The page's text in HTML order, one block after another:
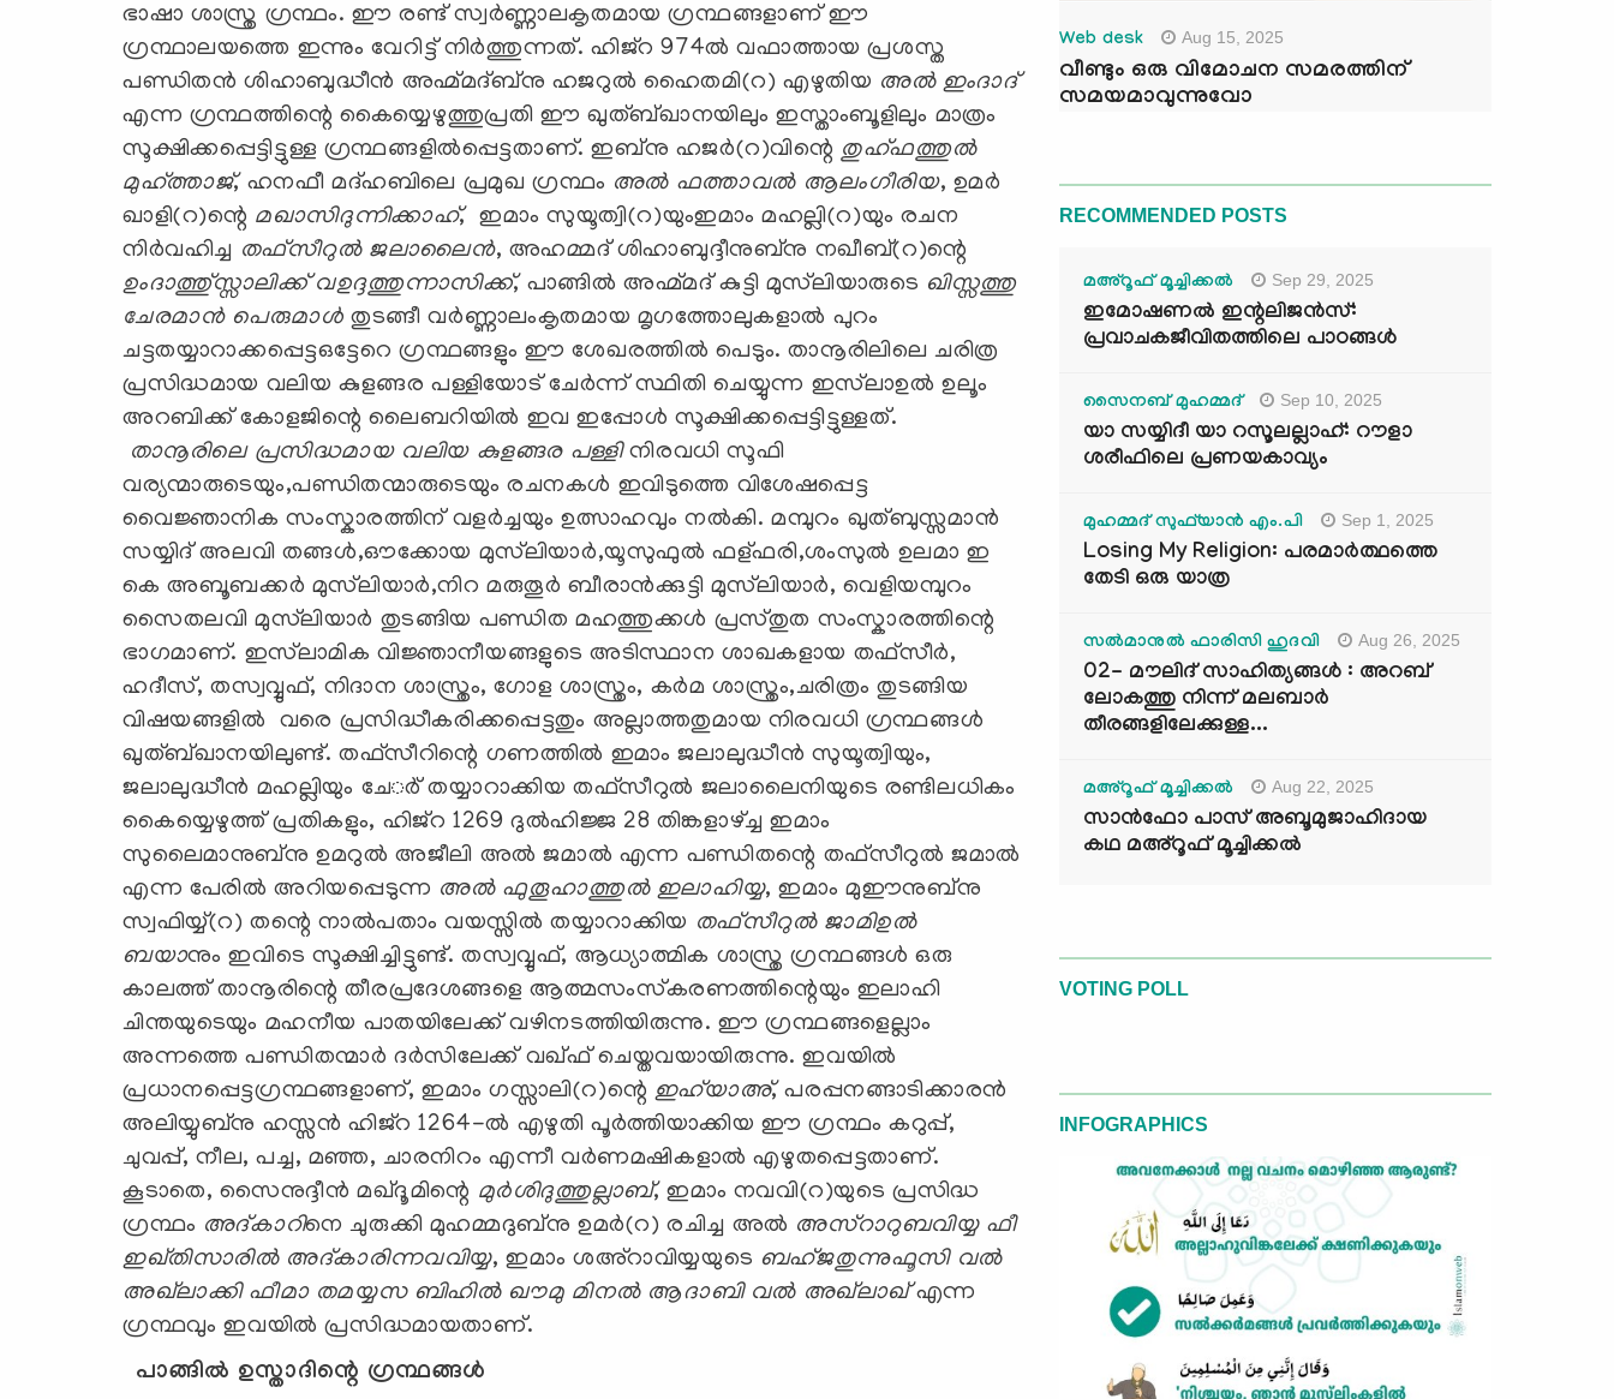
ഭാഷാ ശാസ്ത്ര ഗ്രന്ഥം. ഈ രണ്ട് സ്വര്‍ണ്ണാലകൃതമായ ഗ്രന്ഥങ്ങളാണ് ഈ
ഗ്രന്ഥാലയത്തെ ഇന്നും വേറിട്ട് നിര്‍ത്തുന്നത്. ഹിജ്‌റ 974ല്‍ വഫാത്തായ പ്രശസ്ത
പണ്ഡിതന്‍ ശിഹാബുദ്ധീന്‍ അഹ്മ്മദ്ബ്‌നു ഹജറുല്‍ ഹൈതമി(റ) എഴുതിയ അല്‍ ഇംദാദ്
എന്ന ഗ്രന്ഥത്തിന്റെ കൈയ്യെഴുത്തുപ്രതി ഈ ഖുത്ബ്ഖാനയിലും ഇസ്താംബൂളിലും മാത്രം
സൂക്ഷിക്കപ്പെട്ടിട്ടുള്ള ഗ്രന്ഥങ്ങളില്‍പ്പെട്ടതാണ്. ഇബ്‌നു ഹജര്‍(റ)വിന്റെ തുഹ്ഫത്തുല്‍
മുഹ്ത്താജ്, ഹനഫീ മദ്ഹബിലെ പ്രമുഖ ഗ്രന്ഥം അല്‍ ഫത്താവല്‍ ആലംഗീരിയ, ഉമര്‍
ഖാളി(റ)ന്റെ മഖാസിദുന്നിക്കാഹ്, ഇമാം സുയൂത്വി(റ)യുംഇമാം മഹല്ലി(റ)യും രചന
നിര്‍വഹിച്ച തഫ്‌സീറുല്‍ ജലാലൈന്‍, അഹമ്മദ് ശിഹാബുദ്ദീനുബ്‌നു നഖീബ്(റ)ന്റെ
ഉംദാത്തു്സ്സാലിക്ക് വഉദ്ദത്തുന്നാസിക്ക്, പാങ്ങില്‍ അഹ്മ്മദ് കുട്ടി മുസ്‌ലിയാരുടെ ഖിസ്സത്തു
ചേരമാന്‍ പെരുമാള്‍ തുടങ്ങീ വര്‍ണ്ണാലംകൃതമായ മൃഗത്തോലുകളാല്‍ പുറം
ചട്ടതയ്യാറാക്കപ്പെട്ടഒട്ടേറെ ഗ്രന്ഥങ്ങളും ഈ ശേഖരത്തില്‍ പെടും. താനൂരിലിലെ ചരിത്ര
പ്രസിദ്ധമായ വലിയ കുളങ്ങര പള്ളിയോട് ചേര്‍ന്ന് സ്ഥിതി ചെയ്യുന്ന ഇസ്‌ലാഉല്‍ ഉലൂം
അറബിക്ക് കോളജിന്റെ ലൈബറിയില്‍ ഇവ ഇപ്പോള്‍ സൂക്ഷിക്കപ്പെട്ടിട്ടുള്ളത്.
താനൂരിലെ പ്രസിദ്ധമായ വലിയ കുളങ്ങര പള്ളിനിരവധി സൂഫി
വര്യന്മാരുടെയും,പണ്ഡിതന്മാരുടെയും രചനകള്‍ ഇവിടുത്തെ വിശേഷപ്പെട്ട
വൈജ്ഞാനിക സംസ്കാരത്തിന് വളര്‍ച്ചയും ഉത്സാഹവും നല്‍കി. മമ്പുറം ഖുത്ബുസ്സമാന്‍
സയ്യിദ് അലവി തങ്ങള്‍,ഔക്കോയ മുസ്‌ലിയാര്‍,യൂസുഫുല്‍ ഫള്ഫരി,ശംസുല്‍ ഉലമാ ഇ
കെ അബൂബക്കര്‍ മുസ്‌ലിയാര്‍,നിറ മരുതൂര്‍ ബീരാന്‍ക്കുട്ടി മുസ്‌ലിയാര്‍, വെളിയമ്പുറം
സൈതലവി മുസ്‌ലിയാര്‍ തുടങ്ങിയ പണ്ഡിത മഹത്തുക്കള്‍ പ്രസ്തുത സംസ്കാരത്തിന്റെ
ഭാഗമാണ്. ഇസ്‍ലാമിക വിജ്ഞാനീയങ്ങളുടെ അടിസ്ഥാന ശാഖകളായ തഫ്‌സീര്‍,
ഹദീസ്, തസ്വവ്വുഫ്, നിദാന ശാസ്ത്രം, ഗോള ശാസ്ത്രം, കര്‍മ ശാസ്ത്രം,ചരിത്രം തുടങ്ങിയ
വിഷയങ്ങളില്‍ വരെ പ്രസിദ്ധീകരിക്കപ്പെട്ടതും അല്ലാത്തതുമായ നിരവധി ഗ്രന്ഥങ്ങള്‍
ഖുത്ബ്ഖാനയിലുണ്ട്. തഫ്‌സീറിന്റെ ഗണത്തില്‍ ഇമാം ജലാലുദ്ധീന്‍ സുയൂത്വിയും,
ജലാലുദ്ധീന്‍ മഹല്ലിയും ചേര്‍് തയ്യാറാക്കിയ തഫ്‌സീറുല്‍ ജലാലൈനിയുടെ രണ്ടിലധികം
കൈയ്യെഴുത്ത് പ്രതികളും, ഹിജ്‌റ 1269 ദുല്‍ഹിജ്ജ 28 തിങ്കളാഴ്ച്ച ഇമാം
സുലൈമാനുബ്‌നു ഉമറുല്‍ അജീലി അല്‍ ജമാല്‍ എന്ന പണ്ഡിതന്റെ തഫ്‌സീറുല്‍ ജമാല്‍
എന്ന പേരില്‍ അറിയപ്പെടുന്ന അല്‍ ഫുതൂഹാത്തുല്‍ ഇലാഹിയ്യ, ഇമാം മുഈനുബ്‌നു
സ്വഫിയ്യ്(റ) തന്റെ നാല്‍പതാം വയസ്സില്‍ തയ്യാറാക്കിയ തഫ്‌സീറുല്‍ ജാമിഉല്‍
ബയാനും ഇവിടെ സൂക്ഷിച്ചിട്ടുണ്ട്. തസ്വവ്വുഫ്, ആധ്യാത്മിക ശാസ്ത്ര ഗ്രന്ഥങ്ങള്‍ ഒരു
കാലത്ത് താനൂരിന്റെ തീരപ്രദേശങ്ങളെ ആത്മസംസ്‌കരണത്തിന്റെയും ഇലാഹി
ചിന്തയുടെയും മഹനീയ പാതയിലേക്ക് വഴിനടത്തിയിരുന്നു. ഈ ഗ്രന്ഥങ്ങളെല്ലാം
അന്നത്തെ പണ്ഡിതന്മാര്‍ ദര്‍സിലേക്ക് വഖ്ഫ് ചെയ്തവയായിരുന്നു. ഇവയില്‍
പ്രധാനപ്പെട്ടഗ്രന്ഥങ്ങളാണ്, ഇമാം ഗസ്സാലി(റ)ന്റെ ഇഹ്‌യാഅ്, പരപ്പനങ്ങാടിക്കാരന്‍
അലിയ്യുബ്‌നു ഹസ്സന്‍ ഹിജ്‌റ 1264-ല്‍ എഴുതി പൂര്‍ത്തിയാക്കിയ ഈ ഗ്രന്ഥം കറുപ്പ്,
ചുവപ്പ്, നീല, പച്ച, മഞ്ഞ, ചാരനിറം എന്നീ വര്‍ണമഷികളാല്‍ എഴുതപ്പെട്ടതാണ്.
കൂടാതെ, സൈനുദ്ദീന്‍ മഖ്ദൂമിന്റെ മുര്‍ശിദുത്തുല്ലാബ്, ഇമാം നവവി(റ)യുടെ പ്രസിദ്ധ
ഗ്രന്ഥം അദ്കാറിനെ ചുരുക്കി മുഹമ്മദുബ്‌നു ഉമര്‍(റ) രചിച്ച അല്‍ അസ്‌റാറുബവിയ്യ ഫീ
ഇഖ്തിസാരില്‍ അദ്കാരിന്നവവിയ്യ, ഇമാം ശഅ്‌റാവിയ്യയുടെ ബഹ്ജതുന്നുഫൂസി വല്‍
അഖ്‌ലാക്കി ഫീമാ തമയ്യസ ബിഹില്‍ ഖൗമു മിനല്‍ ആദാബി വല്‍ അഖ്‌ലാഖ്എന്ന
ഗ്രന്ഥവും ഇവയില്‍ പ്രസിദ്ധമായതാണ്.
പാങ്ങില്‍ ഉസ്താദിന്റെ ഗ്രന്ഥങ്ങള്‍
Web desk Aug 15, 2025
വീണ്ടും ഒരു വിമോചന സമരത്തിന്
സമയമാവുന്നുവോ
RECOMMENDED POSTS
മഅ്റൂഫ് മൂച്ചിക്കല്‍ Sep 29, 2025
ഇമോഷണൽ ഇന്റലിജൻസ്:
പ്രവാചകജീവിതത്തിലെ പാഠങ്ങൾ
സൈനബ് മുഹമ്മദ് Sep 10, 2025
യാ സയ്യിദീ യാ റസൂലല്ലാഹ്: റൗളാ
ശരീഫിലെ പ്രണയകാവ്യം
മുഹമ്മദ് സുഫ്‌യാൻ എം.പി Sep 1, 2025
Losing My Religion: പരമാർത്ഥത്തെ
തേടി ഒരു യാത്ര
സൽമാനുൽ ഫാരിസി ഹുദവി Aug 26, 2025
02- മൗലിദ് സാഹിത്യങ്ങൾ : അറബ്
ലോകത്തു നിന്ന് മലബാർ
തീരങ്ങളിലേക്കുള്ള...
മഅ്റൂഫ് മൂച്ചിക്കല്‍ Aug 22, 2025
സാൻഫോ പാസ് അബൂമുജാഹിദായ
കഥ മഅ്റൂഫ് മൂച്ചിക്കല്‍
VOTING POLL
INFOGRAPHICS